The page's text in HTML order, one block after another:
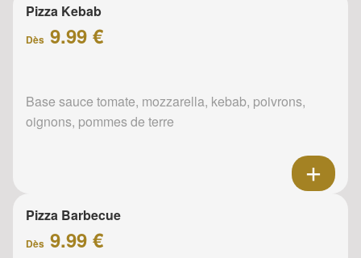
Pizza Kebab
Dès 9.99 €
Base sauce tomate, mozzarella, kebab, poivrons,
oignons, pommes de terre
Pizza Barbecue
Dès 9.99 €